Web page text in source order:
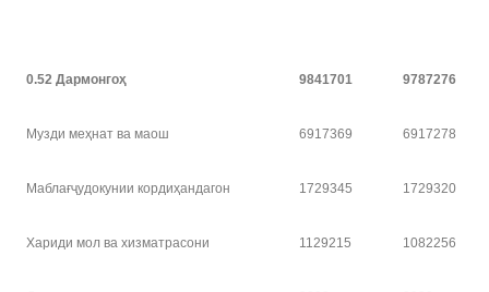
0.52 Дармонгоҳ 9841701 9787276
Музди меҳнат ва маош 6917369 6917278
Маблағҷудокунии кордиҳандагон 1729345 1729320
Хариди мол ва хизматрасони 1129215 1082256